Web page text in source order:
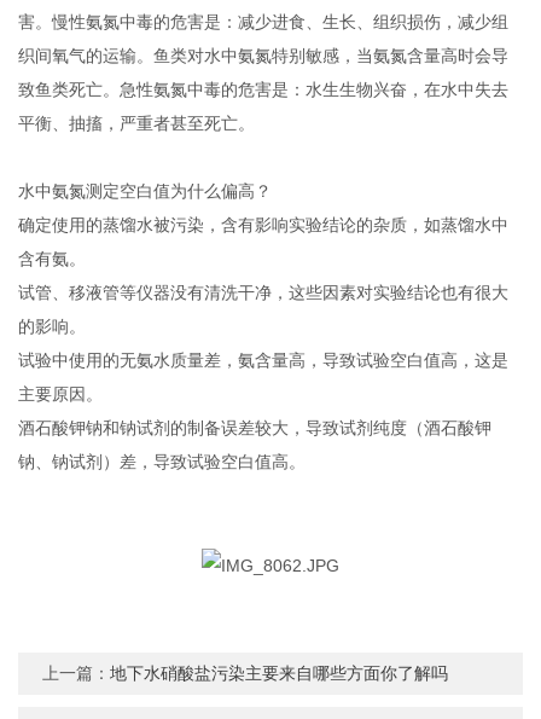
害。慢性氨氮中毒的危害是：减少进食、生长、组织损伤，减少组
织间氧气的运输。鱼类对水中氨氮特别敏感，当氨氮含量高时会导
致鱼类死亡。急性氨氮中毒的危害是：水生生物兴奋，在水中失去
平衡、抽搐，严重者甚至死亡。
水中氨氮测定空白值为什么偏高？
确定使用的蒸馏水被污染，含有影响实验结论的杂质，如蒸馏水中
含有氨。
试管、移液管等仪器没有清洗干净，这些因素对实验结论也有很大
的影响。
试验中使用的无氨水质量差，氨含量高，导致试验空白值高，这是
主要原因。
酒石酸钾钠和钠试剂的制备误差较大，导致试剂纯度（酒石酸钾
钠、钠试剂）差，导致试验空白值高。
上一篇：地下水硝酸盐污染主要来自哪些方面你了解吗